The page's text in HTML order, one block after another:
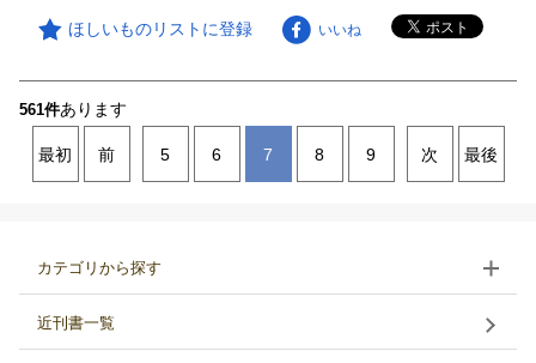
ほしいものリストに登録 いいね
561件あります
最初 前 5 6 7 8 9 次 最後
カテゴリから探す
近刊書一覧